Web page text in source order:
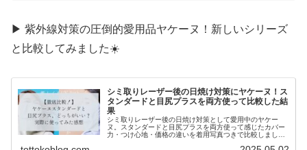
▶ 紫外線対策の圧倒的愛用品ヤケーヌ！新しいシリーズ
と比較してみました☀️
シミ取りレーザー後の日焼け対策にヤケーヌ！ス
タンダードと目尻プラスを両方使って比較した結
果
シミ取りレーザー後の日焼け対策として愛用中のヤケー
ヌ。スタンダードと目尻プラスを両方使って感じたカバー
力・つけ心地・価格の違いを着用写真つきで比較しまし